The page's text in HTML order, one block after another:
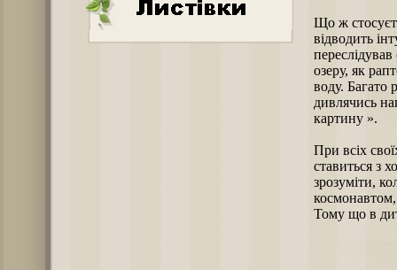
Що ж
відводить
озеру, як
воду. Багато
дивлячись
картину ».
При всіх
ставиться з
зрозуміти,
Тому що в